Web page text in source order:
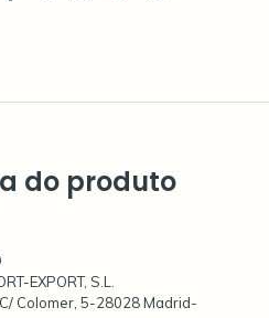
do produto
EXPORT, S.L.
Colomer, 5-28028 Madrid-